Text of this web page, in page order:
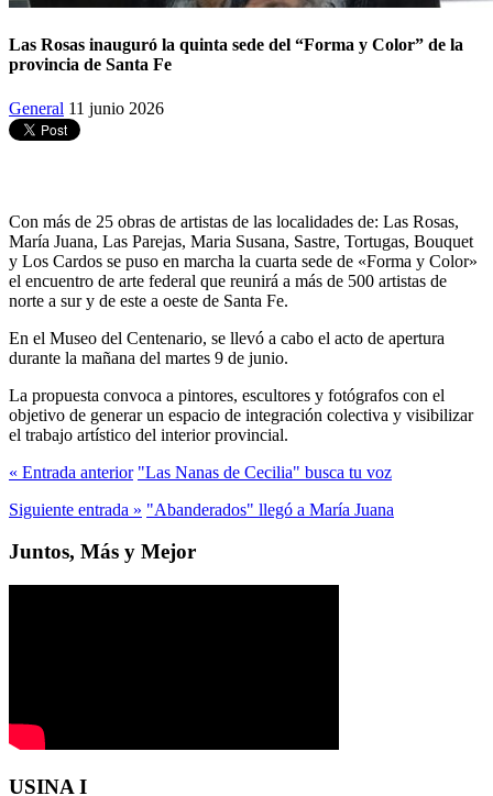
Las Rosas inauguró la quinta sede del “Forma y Color” de la
provincia de Santa Fe
General 11 junio 2026
Con más de 25 obras de artistas de las localidades de: Las Rosas,
María Juana, Las Parejas, Maria Susana, Sastre, Tortugas, Bouquet
y Los Cardos se puso en marcha la cuarta sede de «Forma y Color»
el encuentro de arte federal que reunirá a más de 500 artistas de
norte a sur y de este a oeste de Santa Fe.
En el Museo del Centenario, se llevó a cabo el acto de apertura
durante la mañana del martes 9 de junio.
La propuesta convoca a pintores, escultores y fotógrafos con el
objetivo de generar un espacio de integración colectiva y visibilizar
el trabajo artístico del interior provincial.
« Entrada anterior "Las Nanas de Cecilia" busca tu voz
Siguiente entrada » "Abanderados" llegó a María Juana
Juntos, Más y Mejor
USINA I